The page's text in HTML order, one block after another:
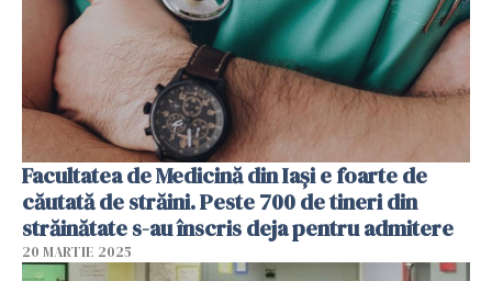
Facultatea de Medicină din Iași e foarte de
căutată de străini. Peste 700 de tineri din
străinătate s-au înscris deja pentru admitere
20 MARTIE 2025